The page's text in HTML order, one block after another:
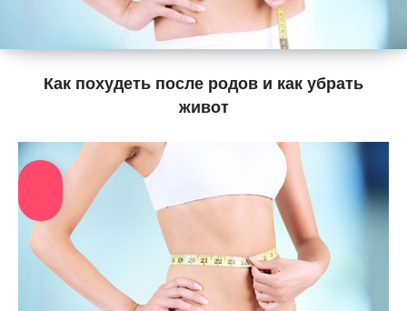
Как похудеть после родов и как убрать
живот